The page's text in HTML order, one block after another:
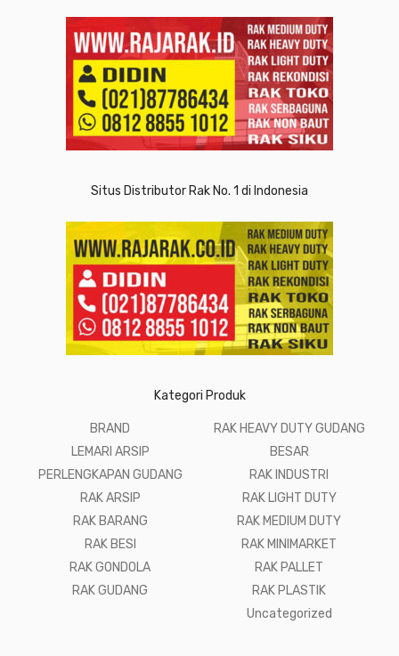
Situs Distributor Rak No. 1 di Indonesia
Kategori Produk
BRAND
LEMARI ARSIP
PERLENGKAPAN GUDANG
RAK ARSIP
RAK BARANG
RAK BESI
RAK GONDOLA
RAK GUDANG
RAK HEAVY DUTY GUDANG
BESAR
RAK INDUSTRI
RAK LIGHT DUTY
RAK MEDIUM DUTY
RAK MINIMARKET
RAK PALLET
RAK PLASTIK
Uncategorized